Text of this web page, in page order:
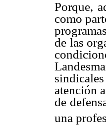
Porque,
como
de las
atención
de
una